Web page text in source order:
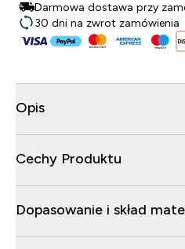
Darmowa dostawa przy
30 dni na zwrot zamówienia
Opis
Cechy Produktu
Dopasowanie i skład